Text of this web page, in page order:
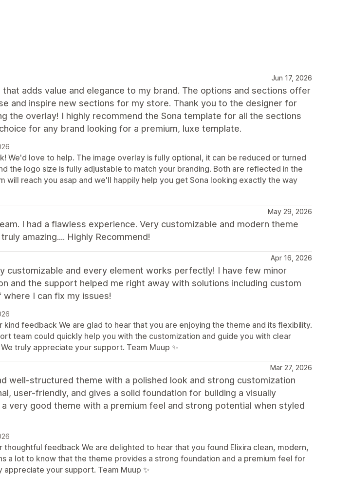
Jun 17, 2026
adds value and elegance to my brand. The options and sections offer
and inspire new sections for my store. Thank you to the designer for
the overlay! I highly recommend the Sona template for all the sections
for any brand looking for a premium, luxe template.
We'd love to help. The image overlay is fully optional, it can be reduced or turned
the logo size is fully adjustable to match your branding. Both are reflected in the
will reach you asap and we'll happily help you get Sona looking exactly the way
May 29, 2026
I had a flawless experience. Very customizable and modern theme
amazing.... Highly Recommend!
Apr 16, 2026
customizable and every element works perfectly! I have few minor
and the support helped me right away with solutions including custom
I can fix my issues!
kind feedback We are glad to hear that you are enjoying the theme and its flexibility.
team could quickly help you with the customization and guide you with clear
truly appreciate your support. Team Muup ✨
Mar 27, 2026
well-structured theme with a polished look and strong customization
user-friendly, and gives a solid foundation for building a visually
a very good theme with a premium feel and strong potential when styled
thoughtful feedback We are delighted to hear that you found Elixira clean, modern,
a lot to know that the theme provides a strong foundation and a premium feel for
appreciate your support. Team Muup ✨